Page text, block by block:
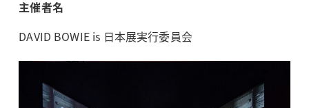
主催者名
DAVID BOWIE is 日本展実行委員会